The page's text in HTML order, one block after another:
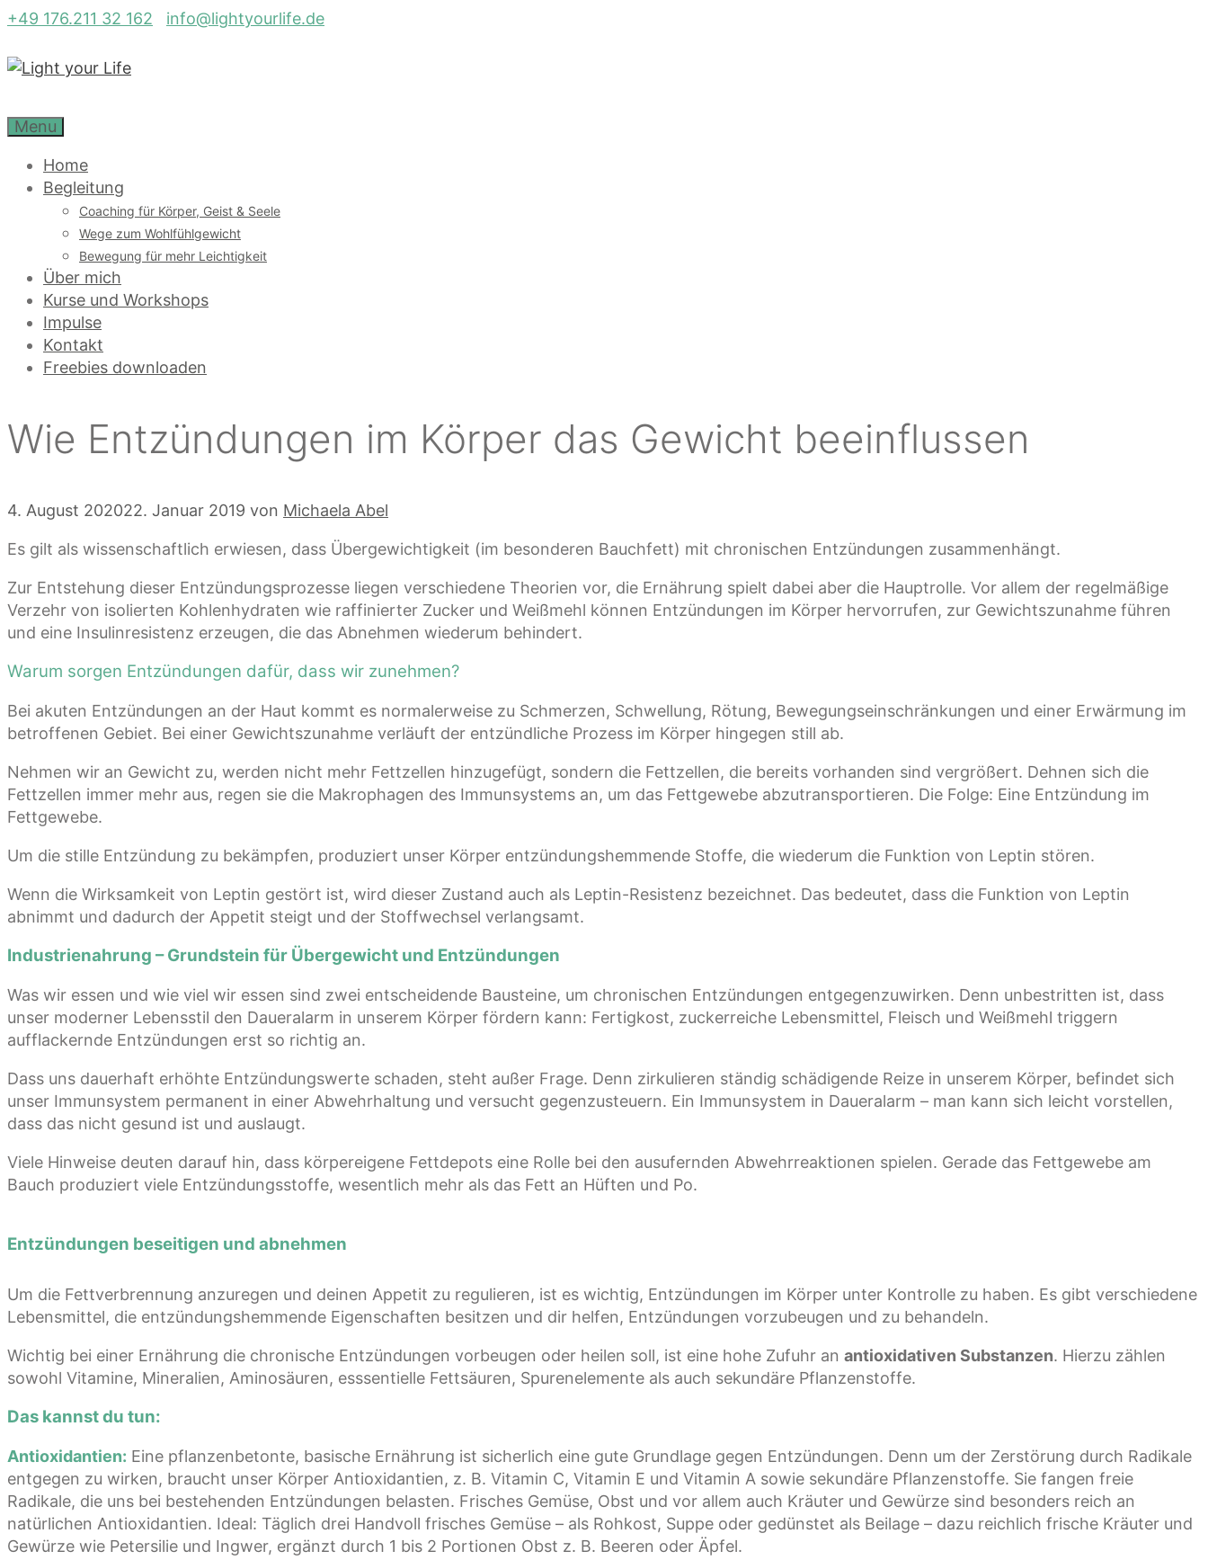
Zum
springen
+49 176.211 32 162 info@lightyourlife.de
Menu
Home
Begleitung
Coaching für Körper, Geist & Seele
Wege zum Wohlfühlgewicht
Bewegung für mehr Leichtigkeit
Über mich
Kurse und Workshops
Impulse
Kontakt
Freebies downloaden
Wie Entzündungen im Körper das Gewicht beeinflussen
4. August 202022. Januar 2019 von Michaela Abel
Es gilt als wissenschaftlich erwiesen, dass Übergewichtigkeit (im besonderen Bauchfett) mit chronischen Entzündungen zusammenhängt.
Zur Entstehung dieser Entzündungsprozesse liegen verschiedene Theorien vor, die Ernährung spielt dabei aber die Hauptrolle. Vor allem der regelmäßige
Verzehr von isolierten Kohlenhydraten wie raffinierter Zucker und Weißmehl können Entzündungen im Körper hervorrufen, zur Gewichtszunahme führen
und eine Insulinresistenz erzeugen, die das Abnehmen wiederum behindert.
Warum sorgen Entzündungen dafür, dass wir zunehmen?
Bei akuten Entzündungen an der Haut kommt es normalerweise zu Schmerzen, Schwellung, Rötung, Bewegungseinschränkungen und einer Erwärmung im
betroffenen Gebiet. Bei einer Gewichtszunahme verläuft der entzündliche Prozess im Körper hingegen still ab.
Nehmen wir an Gewicht zu, werden nicht mehr Fettzellen hinzugefügt, sondern die Fettzellen, die bereits vorhanden sind vergrößert. Dehnen sich die
Fettzellen immer mehr aus, regen sie die Makrophagen des Immunsystems an, um das Fettgewebe abzutransportieren. Die Folge: Eine Entzündung im
Fettgewebe.
Um die stille Entzündung zu bekämpfen, produziert unser Körper entzündungshemmende Stoffe, die wiederum die Funktion von Leptin stören.
Wenn die Wirksamkeit von Leptin gestört ist, wird dieser Zustand auch als Leptin-Resistenz bezeichnet. Das bedeutet, dass die Funktion von Leptin
abnimmt und dadurch der Appetit steigt und der Stoffwechsel verlangsamt.
Industrienahrung – Grundstein für Übergewicht und Entzündungen
Was wir essen und wie viel wir essen sind zwei entscheidende Bausteine, um chronischen Entzündungen entgegenzuwirken. Denn unbestritten ist, dass
unser moderner Lebensstil den Daueralarm in unserem Körper fördern kann: Fertigkost, zuckerreiche Lebensmittel, Fleisch und Weißmehl triggern
aufflackernde Entzündungen erst so richtig an.
Dass uns dauerhaft erhöhte Entzündungswerte schaden, steht außer Frage. Denn zirkulieren ständig schädigende Reize in unserem Körper, befindet sich
unser Immunsystem permanent in einer Abwehrhaltung und versucht gegenzusteuern. Ein Immunsystem in Daueralarm – man kann sich leicht vorstellen,
dass das nicht gesund ist und auslaugt.
Viele Hinweise deuten darauf hin, dass körpereigene Fettdepots eine Rolle bei den ausufernden Abwehrreaktionen spielen. Gerade das Fettgewebe am
Bauch produziert viele Entzündungsstoffe, wesentlich mehr als das Fett an Hüften und Po.
Entzündungen beseitigen und abnehmen
Um die Fettverbrennung anzuregen und deinen Appetit zu regulieren, ist es wichtig, Entzündungen im Körper unter Kontrolle zu haben. Es gibt verschiedene
Lebensmittel, die entzündungshemmende Eigenschaften besitzen und dir helfen, Entzündungen vorzubeugen und zu behandeln.
Wichtig bei einer Ernährung die chronische Entzündungen vorbeugen oder heilen soll, ist eine hohe Zufuhr an antioxidativen Substanzen. Hierzu zählen
sowohl Vitamine, Mineralien, Aminosäuren, esssentielle Fettsäuren, Spurenelemente als auch sekundäre Pflanzenstoffe.
Das kannst du tun:
Antioxidantien: Eine pflanzenbetonte, basische Ernährung ist sicherlich eine gute Grundlage gegen Entzündungen. Denn um der Zerstörung durch Radikale
entgegen zu wirken, braucht unser Körper Antioxidantien, z. B. Vitamin C, Vitamin E und Vitamin A sowie sekundäre Pflanzenstoffe. Sie fangen freie
Radikale, die uns bei bestehenden Entzündungen belasten. Frisches Gemüse, Obst und vor allem auch Kräuter und Gewürze sind besonders reich an
natürlichen Antioxidantien. Ideal: Täglich drei Handvoll frisches Gemüse – als Rohkost, Suppe oder gedünstet als Beilage – dazu reichlich frische Kräuter und
Gewürze wie Petersilie und Ingwer, ergänzt durch 1 bis 2 Portionen Obst z. B. Beeren oder Äpfel.